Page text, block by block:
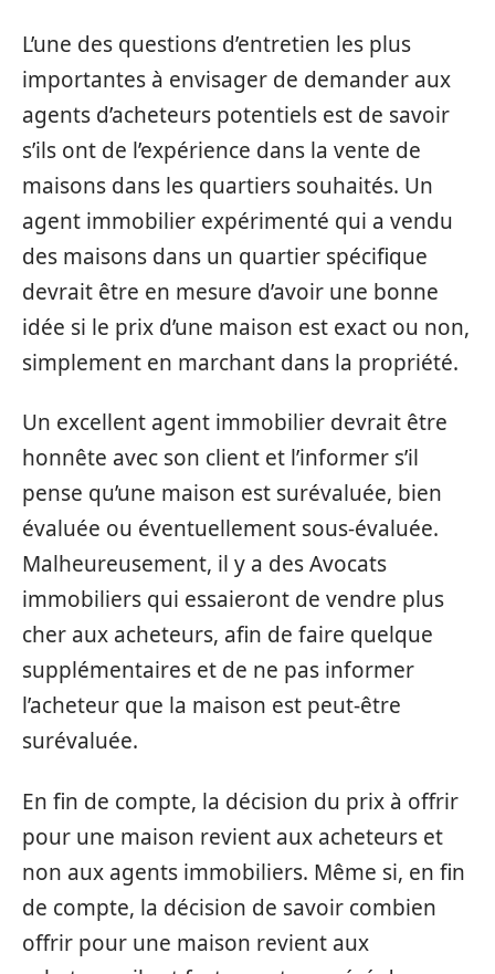
L’une des questions d’entretien les plus
importantes à envisager de demander aux
agents d’acheteurs potentiels est de savoir
s’ils ont de l’expérience dans la vente de
maisons dans les quartiers souhaités. Un
agent immobilier expérimenté qui a vendu
des maisons dans un quartier spécifique
devrait être en mesure d’avoir une bonne
idée si le prix d’une maison est exact ou non,
simplement en marchant dans la propriété.
Un excellent agent immobilier devrait être
honnête avec son client et l’informer s’il
pense qu’une maison est surévaluée, bien
évaluée ou éventuellement sous-évaluée.
Malheureusement, il y a des Avocats
immobiliers qui essaieront de vendre plus
cher aux acheteurs, afin de faire quelque
supplémentaires et de ne pas informer
l’acheteur que la maison est peut-être
surévaluée.
En fin de compte, la décision du prix à offrir
pour une maison revient aux acheteurs et
non aux agents immobiliers. Même si, en fin
de compte, la décision de savoir combien
offrir pour une maison revient aux